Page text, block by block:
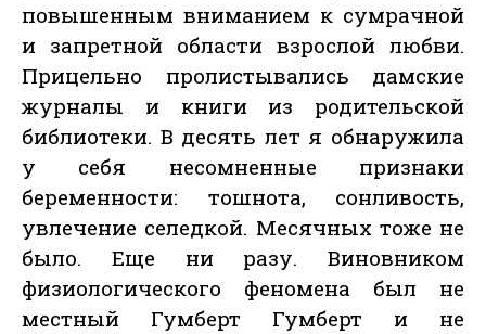
повышенным вниманием к сумрачной
и запретной области взрослой любви.
Прицельно пролистывались дамские
журналы и книги из родительской
библиотеки. В десять лет я обнаружила
у себя несомненные признаки
беременности: тошнота, сонливость,
увлечение селедкой. Месячных тоже не
было. Еще ни разу. Виновником
физиологического феномена был не
местный Гумберт Гумберт и не